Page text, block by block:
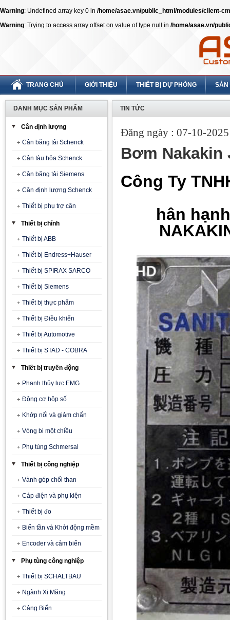
Warning: Undefined array key 0 in /home/asae.vn/public_html/modules/client-
Warning: Trying to access array offset on value of type null in /home/asae.vn/
TRANG CHỦ GIỚI THIỆU THIẾT BỊ DỰ PHÒNG SẢN
DANH MỤC SẢN PHẨM
Cân định lượng
Cân băng tải Schenck
Cân tàu hỏa Schenck
Cân băng tải Siemens
Cân định lượng Schenck
Thiết bị phụ trợ cân
Thiết bị chính
Thiết bị ABB
Thiết bị Endress+Hauser
Thiết bị SPIRAX SARCO
Thiết bị Siemens
Thiết bị thực phẩm
Thiết bị Điều khiển
Thiết bị Automotive
Thiết bị STAD - COBRA
Thiết bị truyền động
Phanh thủy lực EMG
Động cơ hộp số
Khớp nối và giảm chấn
Vòng bi một chiều
Phụ tùng Schmersal
Thiết bị công nghiệp
Vành góp chổi than
Cáp điện và phụ kiện
Thiết bị đo
Biến tần và Khởi động mềm
Encoder và cảm biến
Phụ tùng công nghiệp
Thiết bị SCHALTBAU
Ngành Xi Măng
Cảng Biển
TIN TỨC
Đăng ngày : 07-10-
Bơm Nakakin
Công Ty
hân